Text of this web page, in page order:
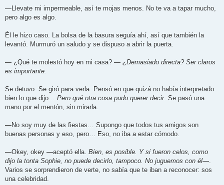
—Llevate mi impermeable, así te mojas menos. No te va a tapar mucho,
pero algo es algo.
Él le hizo caso. La bolsa de la basura seguía ahí, así que también la
levantó. Murmuró un saludo y se dispuso a abrir la puerta.
— ¿Qué te molestó hoy en mi casa? — ¿Demasiado directa? Ser claros
es importante.
Se detuvo. Se giró para verla. Pensó en que quizá no había interpretado
bien lo que dijo… Pero qué otra cosa pudo querer decir. Se pasó una
mano por el mentón, sin mirarla.
—No soy muy de las fiestas… Supongo que todos tus amigos son
buenas personas y eso, pero… Eso, no iba a estar cómodo.
—Okey, okey —aceptó ella. Bien, es posible. Y si fueron celos, como
dijo la tonta Sophie, no puede decirlo, tampoco. No juguemos con él—.
Varios se sorprendieron de verte, no sabía que te iban a reconocer: sos
una celebridad.